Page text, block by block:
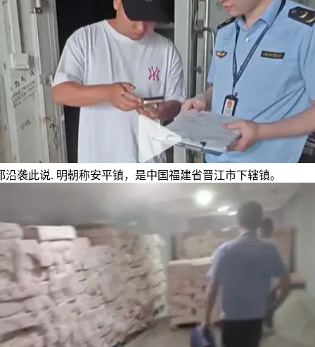
沿袭此说. 明朝称安平镇，是中国福建省晋江市下辖镇。